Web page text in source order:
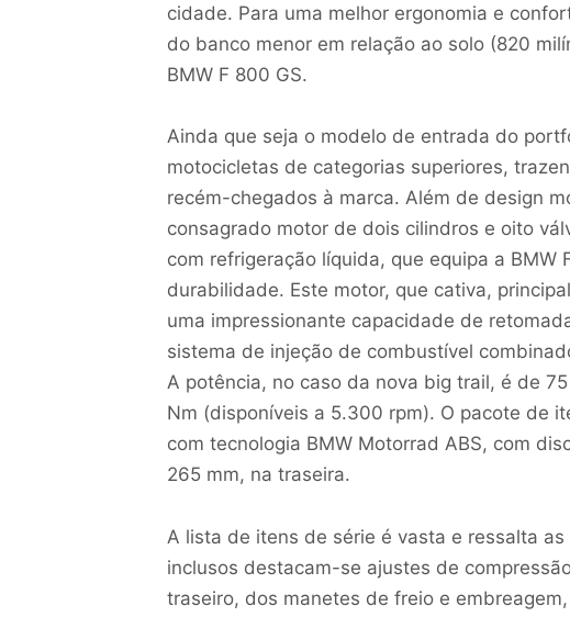
cidade. Para uma melhor ergonomia e
do banco menor em relação ao solo (820
BMW F 800 GS.
Ainda que seja o modelo de entrada do
motocicletas de categorias superiores,
recém-chegados à marca. Além de design
consagrado motor de dois cilindros e oito
com refrigeração líquida, que equipa a
durabilidade. Este motor, que cativa,
uma impressionante capacidade de
sistema de injeção de combustível
A potência, no caso da nova big trail, é de
Nm (disponíveis a 5.300 rpm). O pacote de
com tecnologia BMW Motorrad ABS, com
265 mm, na traseira.
A lista de itens de série é vasta e ressalta
inclusos destacam-se ajustes de
traseiro, dos manetes de freio e